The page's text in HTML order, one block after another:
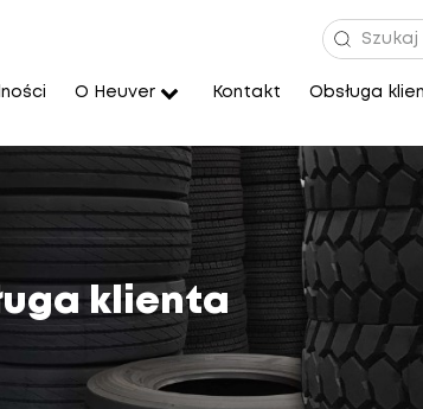
O Heuver Kontakt Obsługa
klienta